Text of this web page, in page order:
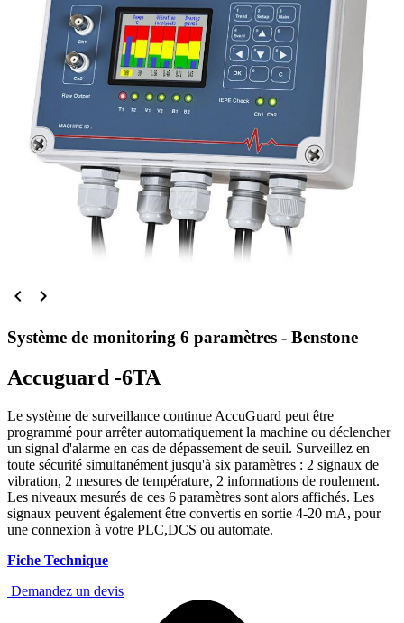
 
Système de monitoring 6 paramètres - Benstone
Accuguard -6TA
Le système de surveillance continue AccuGuard peut être
programmé pour arrêter automatiquement la machine ou déclencher
un signal d'alarme en cas de dépassement de seuil. Surveillez en
toute sécurité simultanément jusqu'à six paramètres : 2 signaux de
vibration, 2 mesures de température, 2 informations de roulement.
Les niveaux mesurés de ces 6 paramètres sont alors affichés. Les
signaux peuvent également être convertis en sortie 4-20 mA, pour
une connexion à votre PLC,DCS ou automate.
Fiche Technique
Demandez un devis